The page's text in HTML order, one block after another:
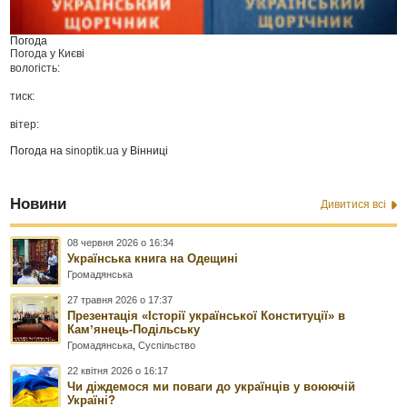
Погода
Погода у Києві
вологість:
тиск:
вітер:
Погода наsinoptik.ua у Вінниці
Новини Дивитися всі
08 червня 2026 о 16:34
Українська книга на Одещині
Громадянська
27 травня 2026 о 17:37
Презентація «Історії української Конституції» в
Камʼянець-Подільську
Громадянська ,Суспільство
22 квітня 2026 о 16:17
Чи діждемося ми поваги до українців у воюючій
Україні?